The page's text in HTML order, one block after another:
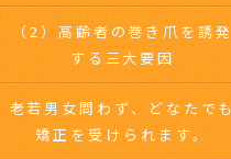
（2）高齢者の巻き爪を誘発
する三大要因
老若男女問わず、どなたで
矯正を受けられます。